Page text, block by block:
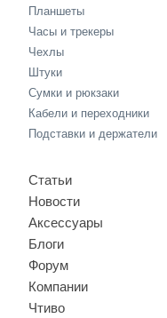
Планшеты
Часы и трекеры
Чехлы
Штуки
Сумки и рюкзаки
Кабели и переходники
Подставки и держатели
Статьи
Новости
Аксессуары
Блоги
Форум
Компании
Чтиво